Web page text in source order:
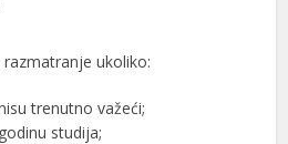
ukoliko:
trenutno važeći;
studija;